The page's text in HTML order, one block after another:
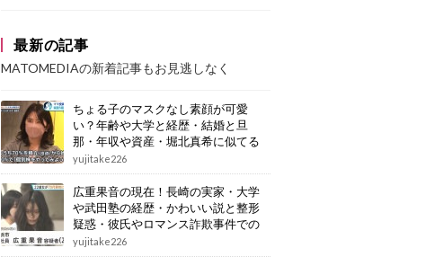
最新の記事
MATOMEDIAの新着記事もお見逃しなく
ちょる子のマスクなし素顔が可愛
い？年齢や大学と経歴・結婚と旦
那・年収や資産・堀北真希に似てる
画像もまとめ
yujitake226
広重果音の現在！長崎の実家・大学
や武田塾の経歴・かわいい説と整形
疑惑・彼氏やロマンス詐欺事件での
逮捕もまとめ
yujitake226